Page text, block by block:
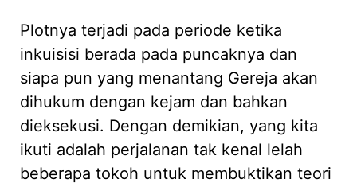
Plotnya terjadi pada periode ketika
inkuisisi berada pada puncaknya dan
siapa pun yang menantang Gereja akan
dihukum dengan kejam dan bahkan
dieksekusi. Dengan demikian, yang kita
ikuti adalah perjalanan tak kenal lelah
beberapa tokoh untuk membuktikan teori